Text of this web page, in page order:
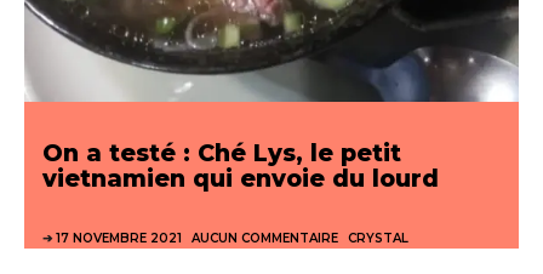
On a testé : Ché Lys, le petit
vietnamien qui envoie du lourd
17 NOVEMBRE 2021 AUCUN COMMENTAIRE CRYSTAL